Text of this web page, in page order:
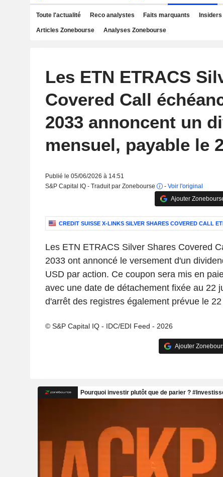
Toute l'actualité Reco analystes Faits marquants Insiders
Articles Zonebourse Analyses Zonebourse
Les ETN ETRACS
Covered Call
2033 annoncent un
mensuel, payable le
Publié le 05/06/2026 à 14:51
S&P Capital IQ - Traduit par Zonebourse
- Voir l'original
Ajouter
CREDIT SUISSE X-LINKS SILVER SHARES COVERED CALL
Les ETN ETRACS Silver Shares Covered
2033 ont annoncé le versement d'un
USD par action. Ce coupon sera mis en
avec une date de détachement fixée au 22
d'arrêt des registres également prévue le
© S&P Capital IQ - IDC/EDI Feed - 2026
Ajouter